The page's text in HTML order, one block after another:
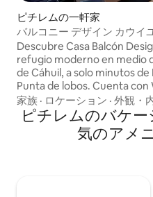
ピチレムの一軒家
バルコニー デザイン カウイ
ップル
Descubre Casa Balcón
refugio moderno en medio
de Cáhuil, a solo minutos de
Punta de lobos. Cuenta con
Diseñada para fusionar
naturaleza y confort, su
vidrio y madera se abre a
suspendida con vista
家族 · ロケーション · 外観・
ピチレムのバケ
気のアメ